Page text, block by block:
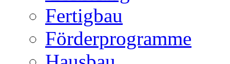
Fertigbau
Förderprogramme